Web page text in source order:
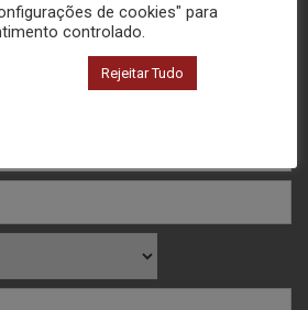
de cookies" para
controlado.
Rejeitar Tudo